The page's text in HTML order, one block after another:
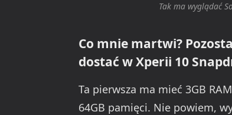
Tak ma wyglądać
Co mnie martwi?
dostać w Xperii 10
Ta pierwsza ma mieć 3GB
64GB pamięci. Nie powiem,